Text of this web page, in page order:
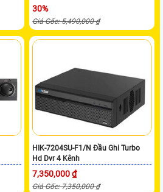
30%
Giá Gốc: 5,490,000 ₫
HIK-7204SU-F1/N Đầu Ghi Turbo
Hd Dvr 4 Kênh
7,350,000 ₫
Giá Gốc: 7,350,000 ₫